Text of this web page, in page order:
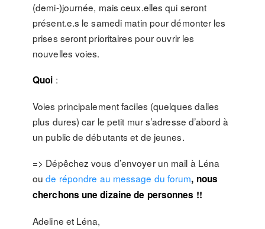
(demi-)journée, mais ceux.elles qui seront
présent.e.s le samedi matin pour démonter les
prises seront prioritaires pour ouvrir les
nouvelles voies.
Quoi :
Voies principalement faciles (quelques dalles
plus dures) car le petit mur s’adresse d’abord à
un public de débutants et de jeunes.
=> Dépêchez vous d’envoyer un mail à Léna
oude répondre au message du forum, nous
cherchons une dizaine de personnes !!
Adeline et Léna,